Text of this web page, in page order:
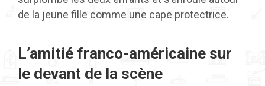
de la jeune fille comme une cape protectrice.
L’amitié franco-américaine sur
le devant de la scène